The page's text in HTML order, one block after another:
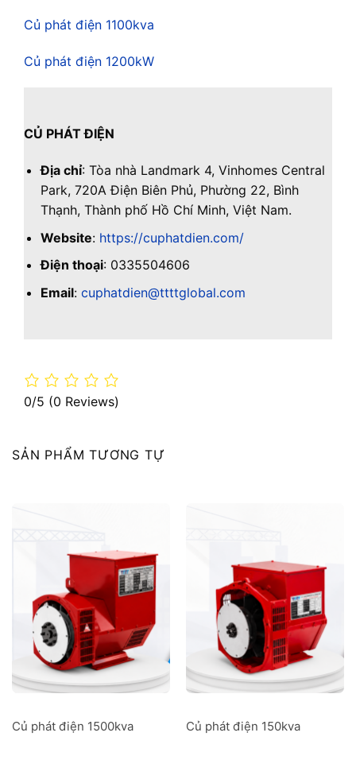
Củ phát điện 1100kva
Củ phát điện 1200kW
CỦ PHÁT ĐIỆN
Địa chỉ: Tòa nhà Landmark 4, Vinhomes Central
Park, 720A Điện Biên Phủ, Phường 22, Bình
Thạnh, Thành phố Hồ Chí Minh, Việt Nam.
Website: https://cuphatdien.com/
Điện thoại: 0335504606
Email: cuphatdien@ttttglobal.com
0/5 (0 Reviews)
SẢN PHẨM TƯƠNG TỰ
Củ phát điện 1500kva Củ phát điện 150kva